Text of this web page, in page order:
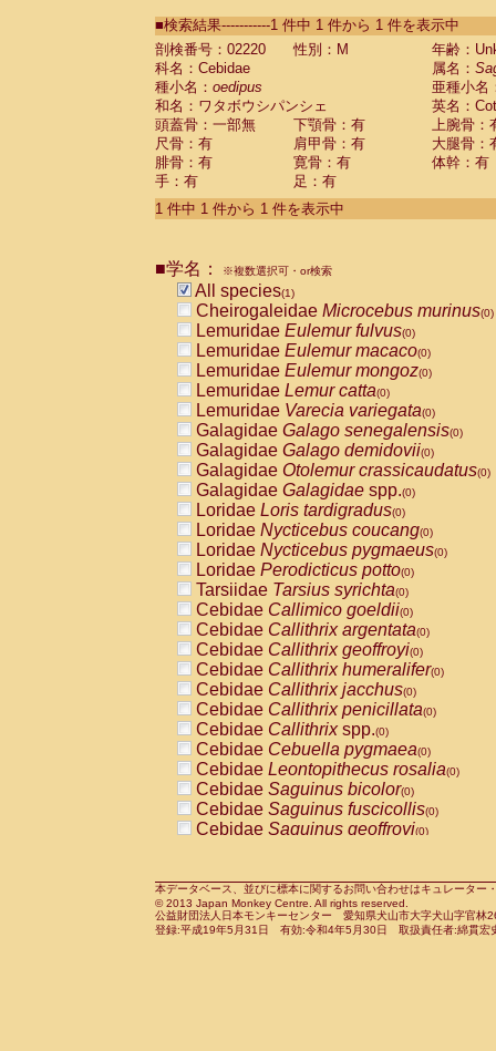
CebidaeSaguinus labiatus(0)
Cebidae Saguinus leucopus (0)
Cebidae
Cebidae
CebidaeSaguinus nigricollis (0)
Cebidae Saguinus oedipus
Cebidae Saguinus weddelli
Cebidae Saguinusspp.
Cebidae Aotus trivirgatus
Cebidae Cebus albifrons
CebidaeCebus nigrivittatus
CebidaeCebus
CebidaeSaimiri boliviensis(0)
CebidaeSaimiri sciureus(0)
AtelidaeAlouatta caraya(0)
AtelidaeAlouatta fusca(0)
AtelidaeAlouatta seniculus
AtelidaeAlouattaspp.(0)
AtelidaeAteles belzebuth(0)
AtelidaeAteles geoffroyi(0)
AtelidaeAteles paniscus(0)
AtelidaeAtelesspp.(0)
Atelidae Lagothrix lagothricha
AtelidaeLagothrix lagothricha cana
PitheciidaeCacajao calvus
PitheciidaeCallicebus cupreus
PitheciidaeCallicebus donacophilus
PitheciidaeCallicebus moloch
PitheciidaeCallicebus torquatus
PitheciidaeCallicebusspp.(0)
PitheciidaeChiropotes satanas(0)
PitheciidaePithecia monachus
PitheciidaePithecia pithecia(0)
CercopithecidaeCercocebus agilis
CercopithecidaeCercocebus
CercopithecidaeCercocebus
CercopithecidaeCercocebus
CercopithecidaeCercocebus
CercopithecidaeCercocebushybrid
CercopithecidaePapio anubis(0)
CercopithecidaePapio cynocephalus
CercopithecidaePapio hamadryas(0)
■検索結果-----------1 件中 1 件から 1 件を表示中
剖検番号：02220
性別：M
年齢：
科名：Cebidae
属名：
種小名： oedipus
亜種小名
和名：ワタボウシパンシェ
英名：
頭蓋骨：一部無
下顎骨：有
上腕骨：
尺骨：有
肩甲骨：有
大腿骨：
腓骨：有
寛骨：有
体幹：有
手：有
足：有
1 件中 1 件から 1 件を表示中
■学名： ※複数選択可・or検索
All species(1)
Cheirogaleidae Microcebus murinus(0)
Lemuridae Eulemur fulvus(0)
Lemuridae Eulemur macaco(0)
Lemuridae Eulemur mongoz(0)
Lemuridae Lemur catta(0)
Lemuridae Varecia variegata(0)
Galagidae Galago senegalensis(0)
Galagidae Galago demidovii(0)
Galagidae Otolemur crassicaudatus(0)
Galagidae Galagidae spp.(0)
Loridae Loris tardigradus(0)
Loridae Nycticebus coucang(0)
Loridae Nycticebus pygmaeus(0)
Loridae Perodicticus potto(0)
Tarsiidae Tarsius syrichta(0)
Cebidae Callimico goeldii(0)
Cebidae Callithrix argentata(0)
Cebidae Callithrix geoffroyi(0)
Cebidae Callithrix humeralifer(0)
Cebidae Callithrix jacchus(0)
Cebidae Callithrix penicillata(0)
Cebidae Callithrixspp.(0)
Cebidae Cebuella pygmaea(0)
Cebidae Leontopithecus rosalia(0)
Cebidae Saguinus bicolor(0)
Cebidae Saguinus fuscicollis(0)
Cebidae Saguinus geoffroyi(0)
CebidaeSaguinus leucopus(0)
CebidaeSaguinus midas(0)
Cebidae Saguinus mystax(0)
本データベース、並びに標本に関するお問い合わせはキュレータ
© 2013 Japan Monkey Centre. All rights reserved.
公益財団法人日本モンキーセンター 愛知県犬山市大字犬山字官
登録:平成19年5月31日 有効:令和4年5月30日 取扱責任者:綿貫宏